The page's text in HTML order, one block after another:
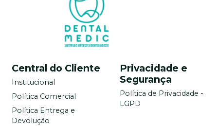
Central do Cliente
Institucional
Política Comercial
Política Entrega e
Devolução
Privacidade e
Segurança
Política de Privacidade -
LGPD